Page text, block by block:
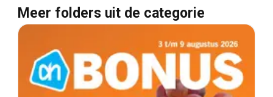
Meer folders uit de categorie